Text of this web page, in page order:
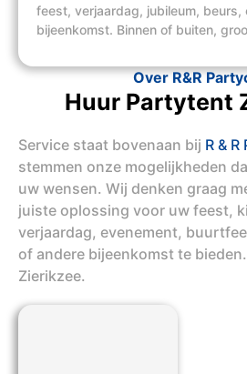
feest, verjaardag, jubileum, beurs,
bijeenkomst. Binnen of buiten,
Over R&R
Huur Partytent
Service staat bovenaan bij R &
stemmen onze mogelijkheden
uw wensen. Wij denken graag
juiste oplossing voor uw feest,
verjaardag, evenement,
of andere bijeenkomst te
Zierikzee.